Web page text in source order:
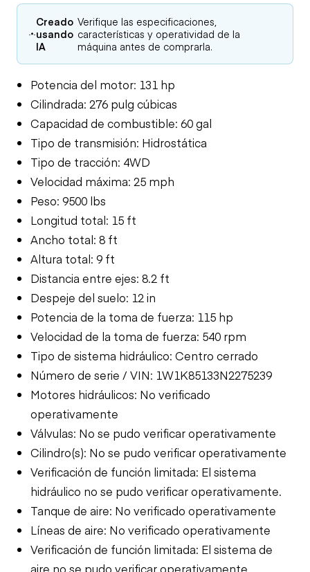
Creado
usando
IA
Verifique las especificaciones,
características y operatividad de la
máquina antes de comprarla.
Potencia del motor: 131 hp
Cilindrada: 276 pulg cúbicas
Capacidad de combustible: 60 gal
Tipo de transmisión: Hidrostática
Tipo de tracción: 4WD
Velocidad máxima: 25 mph
Peso: 9500 lbs
Longitud total: 15 ft
Ancho total: 8 ft
Altura total: 9 ft
Distancia entre ejes: 8.2 ft
Despeje del suelo: 12 in
Potencia de la toma de fuerza: 115 hp
Velocidad de la toma de fuerza: 540 rpm
Tipo de sistema hidráulico: Centro cerrado
Número de serie / VIN: 1W1K85133N2275239
Motores hidráulicos: No verificado
operativamente
Válvulas: No se pudo verificar operativamente
Cilindro(s): No se pudo verificar operativamente
Verificación de función limitada: El sistema
hidráulico no se pudo verificar operativamente.
Tanque de aire: No verificado operativamente
Líneas de aire: No verificado operativamente
Verificación de función limitada: El sistema de
aire no se pudo verificar operativamente.